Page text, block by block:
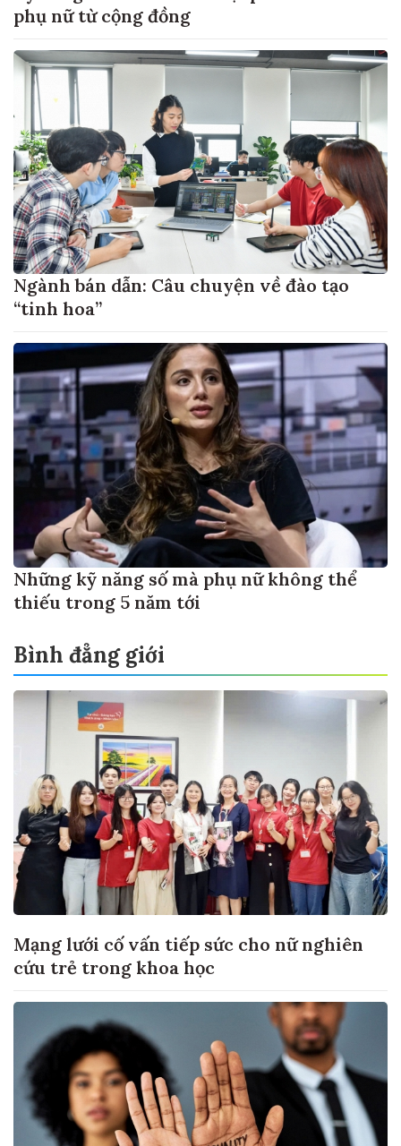
phụ nữ từ cộng đồng
Ngành bán dẫn: Câu chuyện về đào tạo
“tinh hoa”
Những kỹ năng số mà phụ nữ không thể
thiếu trong 5 năm tới
Bình đẳng giới
Mạng lưới cố vấn tiếp sức cho nữ nghiên
cứu trẻ trong khoa học